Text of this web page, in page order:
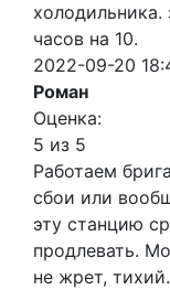
холодильника.
часов на 10.
2022-09-20
Роман
Оценка:
5 из 5
Работаем
сбои или
эту станцию
продлевать.
не жрет, тихий.